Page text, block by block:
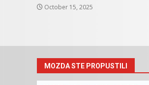
October 15, 2025
MOZDA STE PROPUSTILI